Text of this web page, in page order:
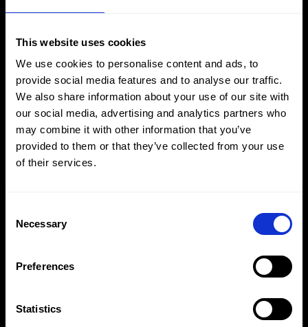
This website uses cookies
We use cookies to personalise content and ads, to
provide social media features and to analyse our traffic.
We also share information about your use of our site with
our social media, advertising and analytics partners who
may combine it with other information that you’ve
provided to them or that they’ve collected from your use
of their services.
Selection
Necessary
Preferences
Statistics
双作用设计
平稳的切割操作
工作压力700 bar
下载 询价